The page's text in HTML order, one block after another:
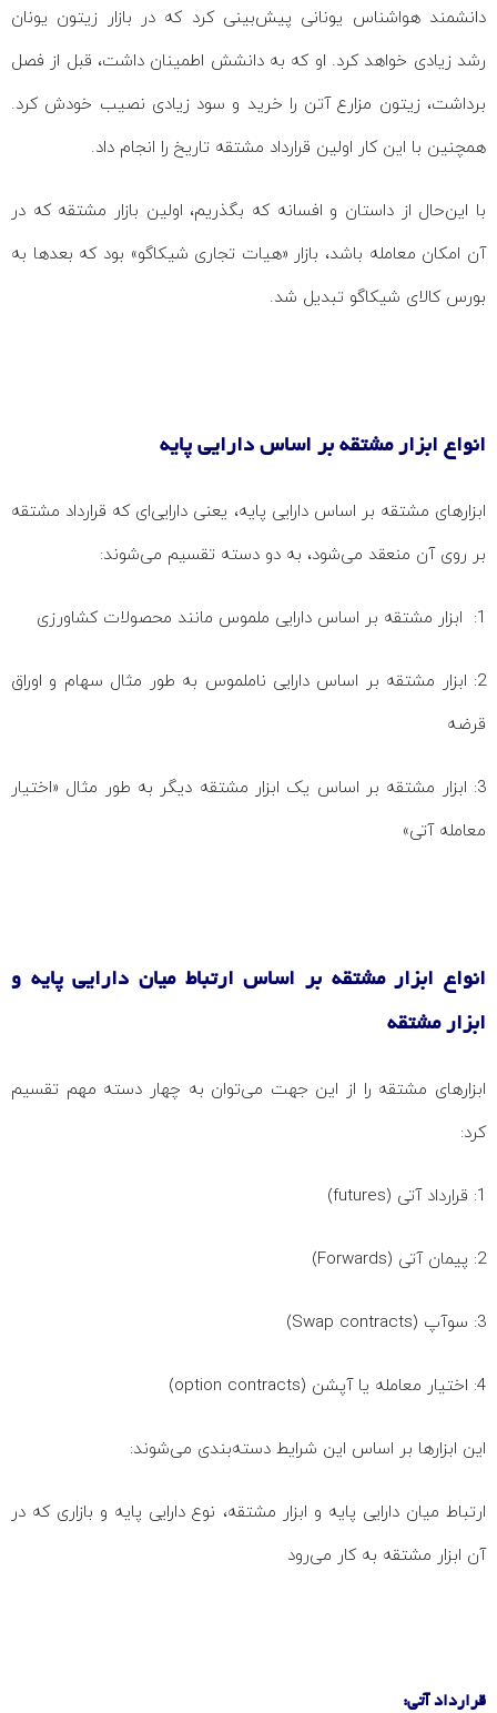
دانشمند هواشناس یونانی پیش‌بینی کرد که در بازار زیتون یونان
رشد زیادی خواهد کرد. او که به دانشش اطمینان داشت، قبل از فصل
برداشت، زیتون مزارع آتن را خرید و سود زیادی نصیب خودش کرد.
همچنین با این کار اولین قرارداد مشتقه تاریخ را انجام داد.
با این‌حال از داستان و افسانه که بگذریم، اولین بازار مشتقه که در
آن امکان معامله باشد، بازار «هیات تجاری شیکاگو» بود که بعدها به
بورس کالای شیکاگو تبدیل شد.
انواع ابزار مشتقه بر اساس دارایی پایه
ابزارهای مشتقه بر اساس دارایی پایه، یعنی دارایی‌ای که قرارداد مشتقه
بر روی آن منعقد می‌شود، به دو دسته تقسیم می‌شوند:
1: ابزار مشتقه بر اساس دارایی ملموس مانند محصولات کشاورزی
2: ابزار مشتقه بر اساس دارایی ناملموس به طور مثال سهام و اوراق
قرضه
3: ابزار مشتقه بر اساس یک ابزار مشتقه دیگر به طور مثال «اختیار
معامله آتی»
انواع ابزار مشتقه بر اساس ارتباط میان دارایی پایه و
ابزار مشتقه
ابزارهای مشتقه را از این جهت می‌توان به چهار دسته مهم تقسیم
کرد:
1: قرارداد آتی (futures)
2: پیمان آتی (Forwards)
3: سوآپ (Swap contracts)
4: اختیار معامله یا آپشن (option contracts)
این ابزارها بر اساس این شرایط دسته‌بندی می‌شوند:
ارتباط میان دارایی پایه و ابزار مشتقه، نوع دارایی پایه و بازاری که در
آن ابزار مشتقه به کار می‌رود
قرارداد آتی: